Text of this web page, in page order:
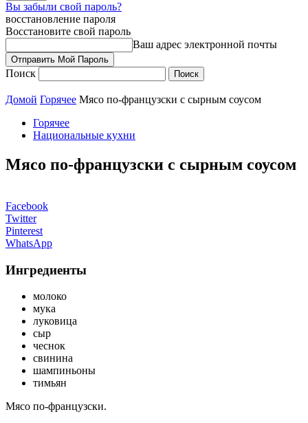
Вы забыли свой пароль?
восстановление пароля
Восстановите свой пароль
Ваш адрес электронной почты
Поиск
Домой Горячее Мясо по-французски с сырным соусом
Горячее
Национальные кухни
Мясо по-французски с сырным соусом
Facebook
Twitter
Pinterest
WhatsApp
Ингредиенты
молоко
мука
луковица
сыр
чеснок
свинина
шампиньоны
тимьян
Мясо по-французски.